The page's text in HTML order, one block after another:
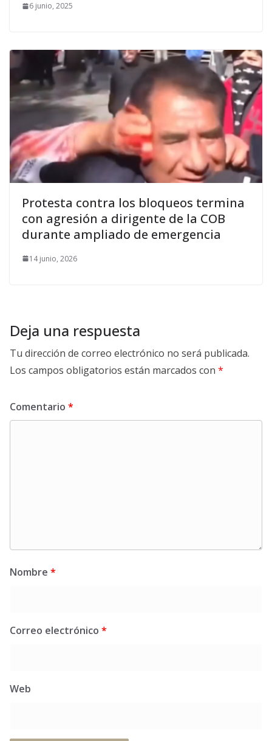
6 junio, 2025
Protesta contra los bloqueos termina
con agresión a dirigente de la COB
durante ampliado de emergencia
14 junio, 2026
Deja una respuesta
Tu dirección de correo electrónico no será publicada.
Los campos obligatorios están marcados con *
Comentario *
Nombre *
Correo electrónico *
Web